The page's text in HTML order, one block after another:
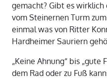
gemacht? Gibt es
vom Steinernen Turm
einmal was von Ritter
Hardheimer Sauriern
„Keine Ahnung“ bis „gute
dem Rad oder zu Fuß